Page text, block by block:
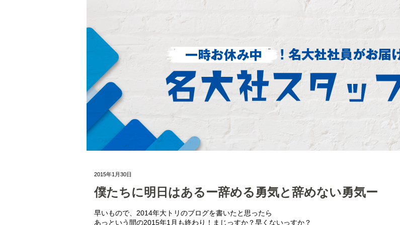
2015年1月30日
僕たちに明日はあるー辞める勇気と辞めない勇気ー
早いもので、2014年大トリのブログを書いたと思ったら
あっという間の2015年1月も終わり！まじっすか？早くないっすか？